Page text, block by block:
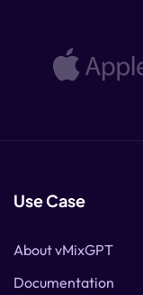
Use Case
About vMixGPT
Documentation